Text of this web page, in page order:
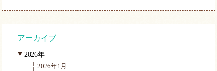
アーカイブ
2026年
2026年1月